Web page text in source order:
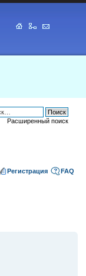
Расширенный поиск
FAQ
Регистрация